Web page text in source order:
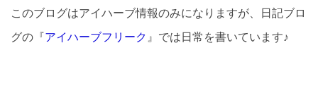
このブログはアイハーブ情報のみになりますが、日記ブロ
グの『アイハーブフリーク 』では日常を書いています♪